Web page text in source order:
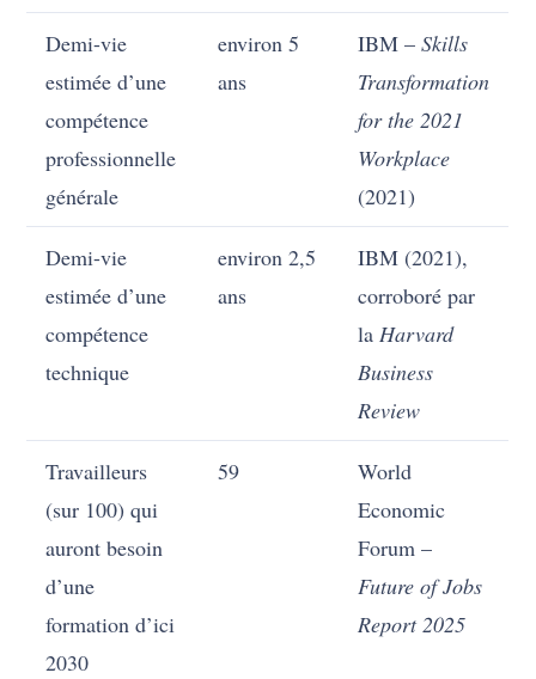
Demi-vie
estimée d’une
compétence
professionnelle
générale
environ 5
ans
IBM –Skills
Transformation
for the 2021
Workplace
(2021)
Demi-vie
estimée d’une
compétence
technique
environ 2,5
ans
IBM (2021),
corroboré par
laHarvard
Business
Review
Travailleurs
(sur 100) qui
auront besoin
d’une
formation d’ici
2030
59
World
Economic
Forum –
Future of Jobs
Report 2025